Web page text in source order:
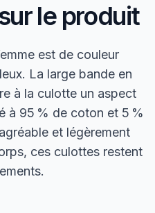
le produit
est de couleur
La large bande en
à la culotte un aspect
à 95 % de coton et 5 %
et légèrement
ces culottes restent